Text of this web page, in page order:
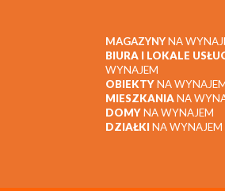
MAGAZYNYNA
BIURA I LOKALE
WYNAJEM
OBIEKTYNA
MIESZKANIANA
DOMYNA WYNAJEM
DZIAŁKINA WYNAJEM